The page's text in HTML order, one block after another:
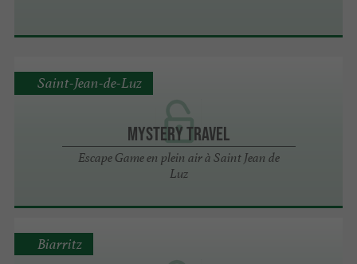
Mystery Travel
Escape Game en plein air à Saint Jean de
Luz
Saint-Jean-de-Luz
Biarritz